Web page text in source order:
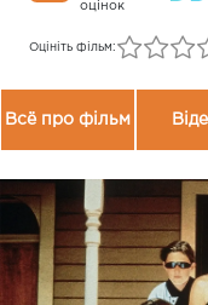
оцінок
Оцініть фільм:
Всё про фільм